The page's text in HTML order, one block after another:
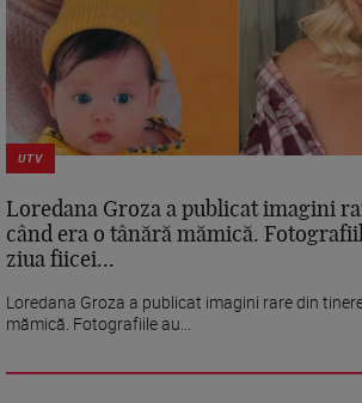
UTV
Loredana Groza a publicat imagini
când era o tânără mămică.
ziua fiicei...
Loredana Groza a publicat imagini rare din
mămică. Fotografiile au...